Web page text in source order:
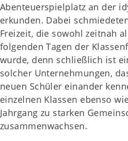
Abenteuerspielplatz an der
erkunden. Dabei
Freizeit, die sowohl zeitnah
folgenden Tagen der
wurde, denn schließlich ist
solcher Unternehmungen,
neuen Schüler einander
einzelnen Klassen ebenso
Jahrgang zu starken
zusammenwachsen.